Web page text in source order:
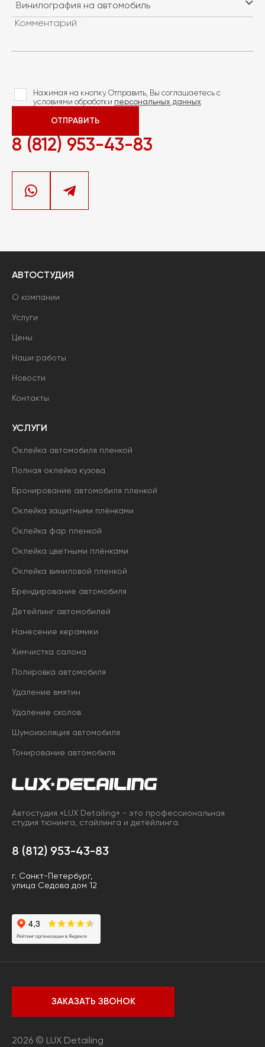
Комментарий
ОТПРАВИТЬ
Нажимая на кнопку Отправить, Вы соглашаетесь с
условиями обработки персональных данных
8 (812) 953-43-83
АВТОСТУДИЯ
О компании
Услуги
Цены
Наши работы
Новости
Контакты
УСЛУГИ
Оклейка автомобиля пленкой
Полная оклейка кузова
Бронирование автомобиля пленкой
Оклейка защитными плёнками
Оклейка фар пленкой
Оклейка цветными плёнками
Оклейка виниловой пленкой
Брендирование автомобиля
Детейлинг автомобилей
Нанесение керамики
Химчистка салона
Полировка автомобиля
Удаление вмятин
Удаление сколов
Шумоизоляция автомобиля
Тонирование автомобиля
Автостудия «LUX Detailing» - это профессиональная
студия тюнинга, стайлинга и детейлинга.
8 (812) 953-43-83
г. Санкт-Петербург,
улица Седова дом 12
ЗАКАЗАТЬ ЗВОНОК
2026 © LUX Detailing